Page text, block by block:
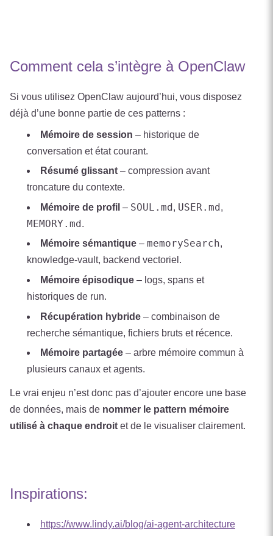
Comment cela s’intègre à OpenClaw
Si vous utilisez OpenClaw aujourd’hui, vous disposez
déjà d’une bonne partie de ces patterns :
Mémoire de session – historique de
conversation et état courant.
Résumé glissant – compression avant
troncature du contexte.
Mémoire de profil – SOUL.md, USER.md,
MEMORY.md.
Mémoire sémantique – memorySearch,
knowledge-vault, backend vectoriel.
Mémoire épisodique – logs, spans et
historiques de run.
Récupération hybride – combinaison de
recherche sémantique, fichiers bruts et récence.
Mémoire partagée – arbre mémoire commun à
plusieurs canaux et agents.
Le vrai enjeu n’est donc pas d’ajouter encore une base
de données, mais de nommer le pattern mémoire
utilisé à chaque endroit et de le visualiser clairement.
Inspirations:
https://www.lindy.ai/blog/ai-agent-architecture